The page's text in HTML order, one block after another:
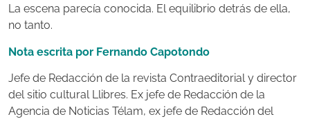
La escena parecía conocida. El equilibrio detrás de ella,
no tanto.
Nota escrita por Fernando Capotondo
Jefe de Redacción de la revista Contraeditorial y director
del sitio cultural Llibres. Ex jefe de Redacción de la
Agencia de Noticias Télam, ex jefe de Redacción del